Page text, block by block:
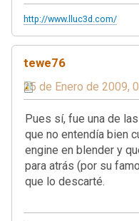
http://www.lluc3d.com/
tewe76
25 de Enero de 2009,
Pues sí, fue una de
que no entendía bien
engine en blender y
para atrás (por su
que lo descarté.